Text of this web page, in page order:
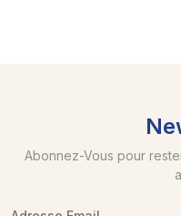
Abonnez-Vous pour